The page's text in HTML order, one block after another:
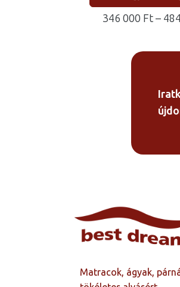
346 000 Ft–
Matracok, ágyak,